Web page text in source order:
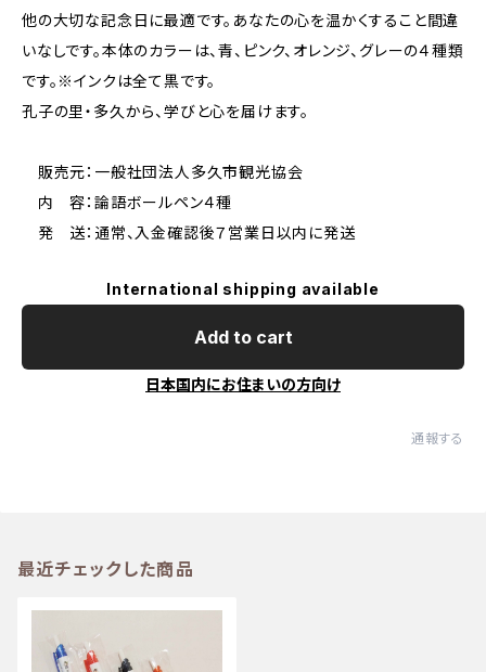
他の大切な記念日に最適です。あなたの心を温かくすること間違
いなしです。本体のカラーは、青、ピンク、オレンジ、グレーの４種類
です。※インクは全て黒です。
孔子の里・多久から、学びと心を届けます。
販売元：一般社団法人多久市観光協会
内 容：論語ボールペン４種
発 送：通常、入金確認後７営業日以内に発送
International shipping available
Add to cart
日本国内にお住まいの方向け
通報する
最近チェックした商品